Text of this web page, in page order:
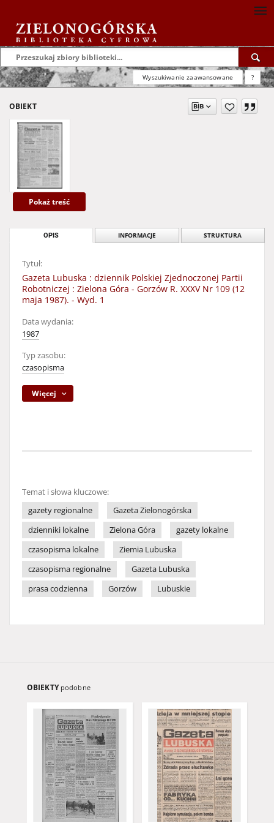
Wyszukiwanie zaawansowane ?
OBIEKT
Pokaż treść
OPIS INFORMACJE STRUKTURA
Tytuł:
Gazeta Lubuska : dziennik Polskiej Zjednoczonej Partii
Robotniczej : Zielona Góra - Gorzów R. XXXV Nr 109 (12
maja 1987). - Wyd. 1
Data wydania:
1987
Typ zasobu:
czasopisma
Więcej
Temat i słowa kluczowe:
gazety regionalne
Gazeta Zielonogórska
dzienniki lokalne
Zielona Góra
gazety lokalne
czasopisma lokalne
Ziemia Lubuska
czasopisma regionalne
Gazeta Lubuska
prasa codzienna
Gorzów Lubuskie
OBIEKTY podobne